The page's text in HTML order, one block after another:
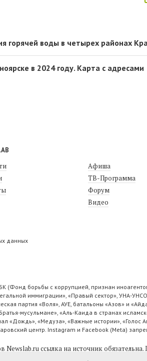
горячей воды в четырех районах
в 2024 году. Карта с адресами
Афиша
ТВ-Программа
Форум
Видео
данных
(Фонд борьбы с коррупцией, признан
иммиграции», «Правый сектор», УНА-
партия «Воля», АУЕ, батальоны «Азов» и
мусульмане», «Аль-Каида в странах
«Дождь», «Медуза», «Важные истории»,
центр. Instagram и Facebook (Metа)
Newslab.ru ссылка на источник обязательна.